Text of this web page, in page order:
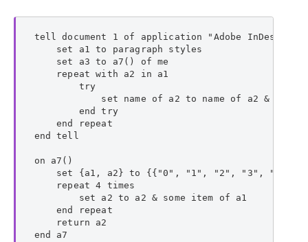
tell document 1 of application "Adobe InDesign
    set a1 to paragraph styles
    set a3 to a7() of me
    repeat with a2 in a1
        try
            set name of a2 to name of a2 & a3
        end try
    end repeat
end tell
on a7()
set {a1, a2} to {{"0", "1", "2", "3", "4",
    repeat 4 times
        set a2 to a2 & some item of a1
    end repeat
    return a2
end a7